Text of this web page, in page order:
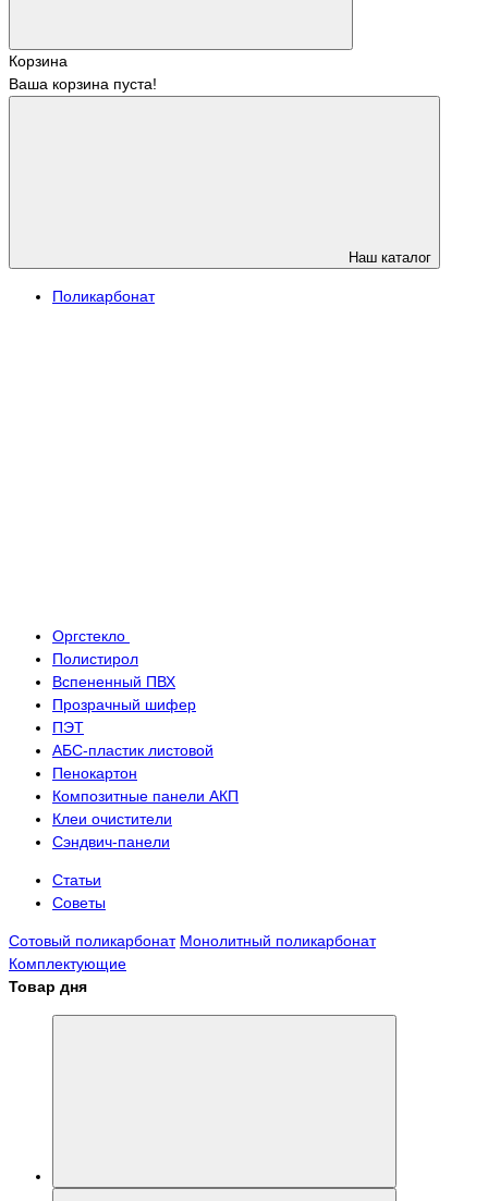
Корзина
Ваша корзина пуста!
Наш каталог
Поликарбонат
Оргстекло
Полистирол
Вспененный ПВХ
Прозрачный шифер
ПЭТ
АБС-пластик листовой
Пенокартон
Композитные панели АКП
Клеи очистители
Сэндвич-панели
Статьи
Советы
Сотовый поликарбонат Монолитный поликарбонат
Комплектующие
Товар дня